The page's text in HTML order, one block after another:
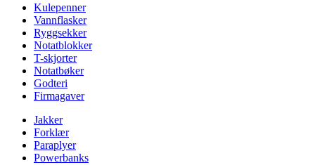
Kulepenner
Vannflasker
Ryggsekker
Notatblokker
T-skjorter
Notatbøker
Godteri
Firmagaver
Jakker
Forklær
Paraplyer
Powerbanks